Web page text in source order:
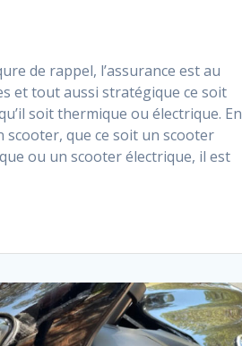
de rappel, l’assurance est au
et tout aussi stratégique ce soit
soit thermique ou électrique. En
que ce soit un scooter
ou un scooter électrique, il est